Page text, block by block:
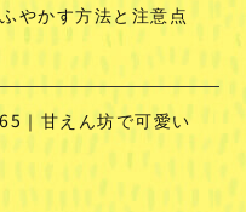
やかす方法と注意点
｜甘えん坊で可愛い